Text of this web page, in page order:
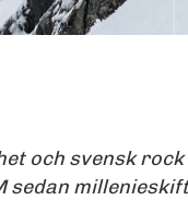
ERIK WESTBERG
och svensk
sedan